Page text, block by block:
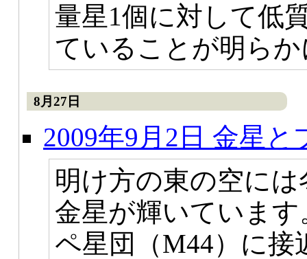
量星1個に対して低
ていることが明ら
8月27日
2009年9月2日 金星
明け方の東の空に
金星が輝いていま
ペ星団（M44）に接